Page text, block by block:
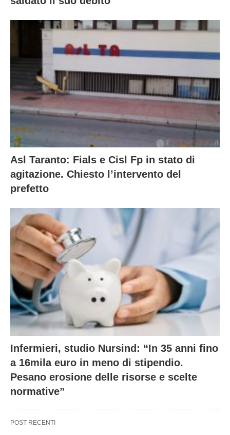
Asl Taranto: Fials e Cisl Fp in stato di
agitazione. Chiesto l’intervento del
prefetto
Infermieri, studio Nursind: “In 35 anni fino
a 16mila euro in meno di stipendio.
Pesano erosione delle risorse e scelte
normative”
POST RECENTI